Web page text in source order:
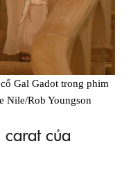
Gal Gadot trong phim
Nile/Rob Youngson
của